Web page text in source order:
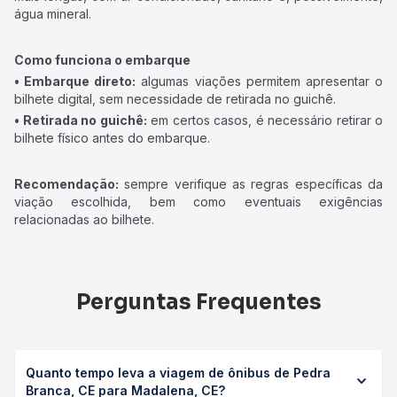
água mineral.
Como funciona o embarque
• Embarque direto: algumas viações permitem apresentar o
bilhete digital, sem necessidade de retirada no guichê.
• Retirada no guichê: em certos casos, é necessário retirar o
bilhete físico antes do embarque.
Recomendação: sempre verifique as regras específicas da
viação escolhida, bem como eventuais exigências
relacionadas ao bilhete.
Perguntas Frequentes
Quanto tempo leva a viagem de ônibus de Pedra
Branca, CE para Madalena, CE?